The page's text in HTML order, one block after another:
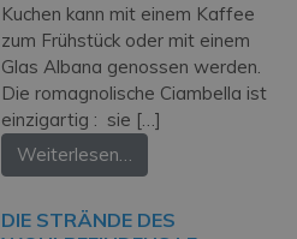
Kuchen kann mit einem Kaffee
zum Frühstück oder mit einem
Glas Albana genossen werden.
Die romagnolische Ciambella ist
einzigartig : sie […]
Weiterlesen…
DIE STRÄNDE DES